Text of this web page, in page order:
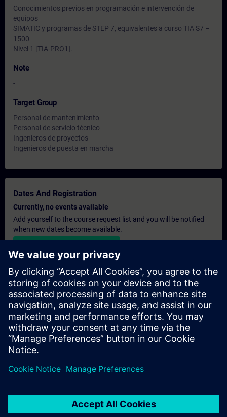
Conocimientos previos en programación e intervención de
equipos
SIMATIC y programas de STEP 7, equivalentes a curso TIA S7 –
1500
Nivel 1 [TIA-PRO1].
Note
-
Target Group
Personal de mantenimiento
Personal de servicio técnico
Ingenieros de proyectos
Ingenieros de puesta en marcha
Dates And Registration
Currently, no events available
Add yourself to the course request list and you will be notified
when new dates become available.
Personalised Quotation
If you require a standard list price quotation for this training, for
example for your purchasing department, then please click the
link below. You first need to provide some personal details and
after this a quotation will be emailed to you.
Provide Quotation